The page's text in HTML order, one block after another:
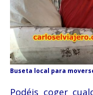
Buseta local para
Podéis coger